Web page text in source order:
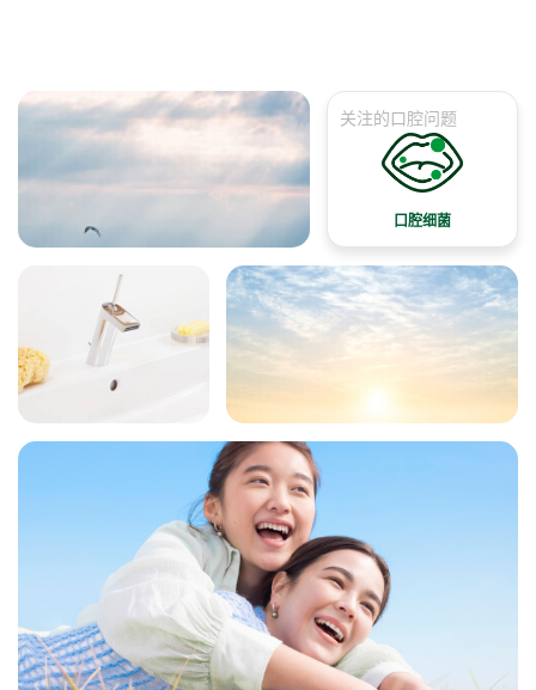
关注的口腔问题
口腔细菌